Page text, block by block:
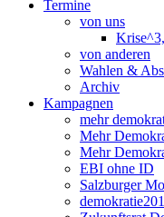
Termine
von uns
von anderen
Wahlen &
Archiv
Kampagnen
mehr
Mehr
Mehr
EBI ohne ID
Salzburger